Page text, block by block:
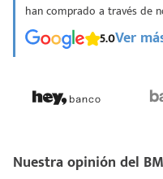
Nuestra opinión del
han comprado a través de
5.0Ver